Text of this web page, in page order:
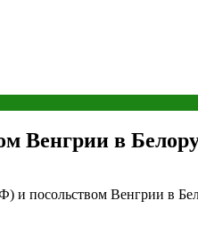
Венгрии в
посольством Венгрии в